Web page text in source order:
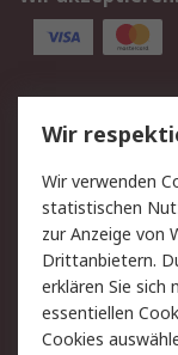
Service
Value Added
Hilfe
Rechtliches
AGB
Wir
Wir verwenden
statistischen
zur Anzeige von
Drittanbietern.
erklären Sie sich
essentiellen
Cookies